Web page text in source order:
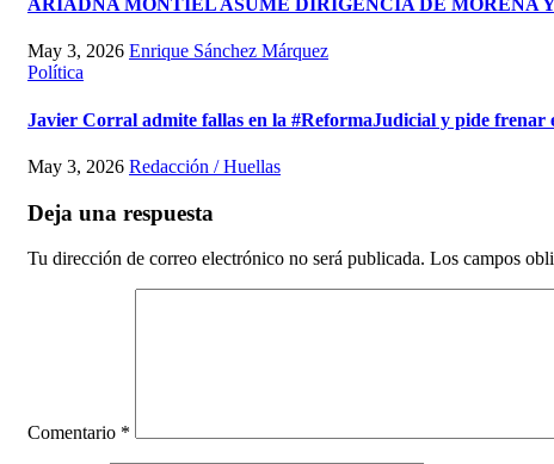
ARIADNA MONTIEL ASUME DIRIGENCIA DE MORENA
May 3, 2026 Enrique Sánchez Márquez
Política
Javier Corral admite fallas en la #ReformaJudicial y pide frenar
May 3, 2026 Redacción / Huellas
Deja una respuesta
Tu dirección de correo electrónico no será publicada. Los campos
Comentario *